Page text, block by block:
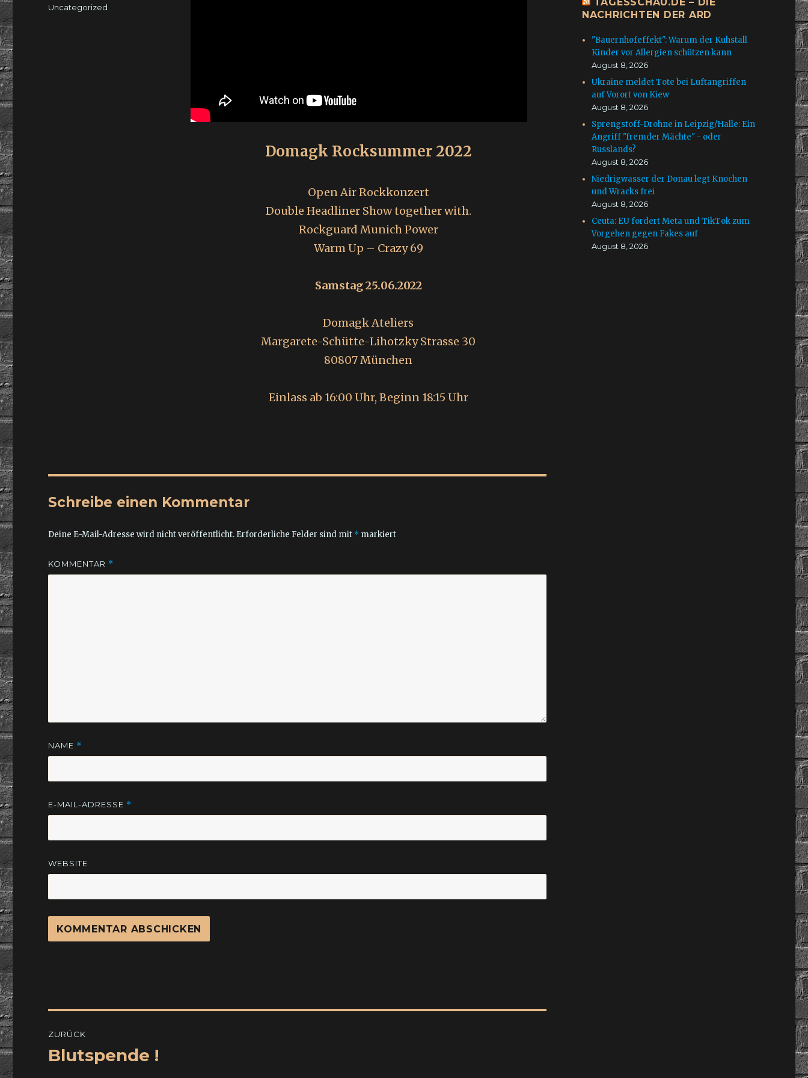
Domagk Rocksummer 2022
Open Air Rockkonzert
Double Headliner Show together with.
Rockguard Munich Power
Warm Up – Crazy 69
Samstag 25.06.2022
Domagk Ateliers
Margarete-Schütte-Lihotzky Strasse 30
80807 München
Einlass ab 16:00 Uhr, Beginn 18:15 Uhr
Kategorien
Uncategorized
Schreibe einen Kommentar
Deine E-Mail-Adresse wird nicht veröffentlicht. Erforderliche Felder sind mit * markiert
KOMMENTAR *
NAME *
E-MAIL-ADRESSE *
WEBSITE
ZURÜCK
Vorheriger
Blutspende !
NACHRICHTEN DER ARD
"Bauernhofeffekt": Warum der Kuhstall
Kinder vor Allergien schützen kann
August 8, 2026
Ukraine meldet Tote bei Luftangriffen
auf Vorort von Kiew
August 8, 2026
Sprengstoff-Drohne in Leipzig/Halle: Ein
Angriff "fremder Mächte" - oder
Russlands?
August 8, 2026
Niedrigwasser der Donau legt Knochen
und Wracks frei
August 8, 2026
Ceuta: EU fordert Meta und TikTok zum
Vorgehen gegen Fakes auf
August 8, 2026